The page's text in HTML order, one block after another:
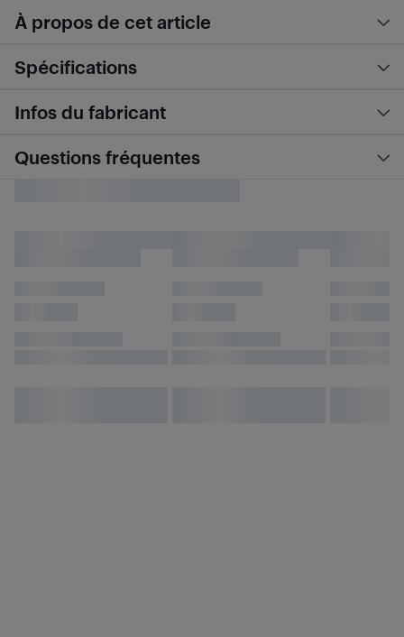
À propos de cet article
Spécifications
Infos du fabricant
Questions fréquentes